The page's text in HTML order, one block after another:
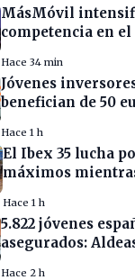
MásMóvil
competencia en el
España
Hace 34 min
Jóvenes
benefician de 50
ETF
Hace 1 h
El Ibex 35 lucha
máximos
Ormuz
Hace 1 h
5.822 jóvenes
asegurados:
Hace 2 h